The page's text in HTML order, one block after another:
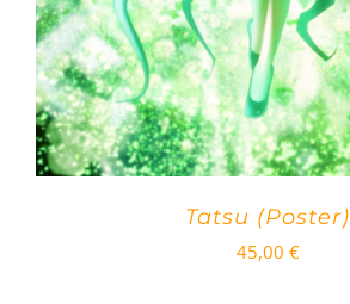
Tatsu (Poster)
45,00 €